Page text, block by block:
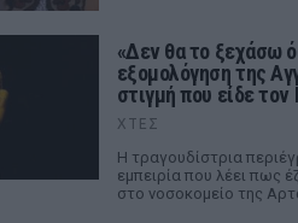
«Δεν θα το ξεχάσω
εξομολόγηση της
στιγμή που είδε τον
ΧΤΕΣ
Η τραγουδίστρια
εμπειρία που λέει πως
στο νοσοκομείο της